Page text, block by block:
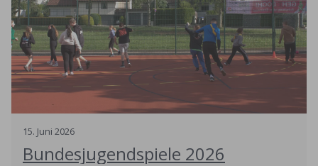
15. Juni 2026
Bundesjugendspiele 2026